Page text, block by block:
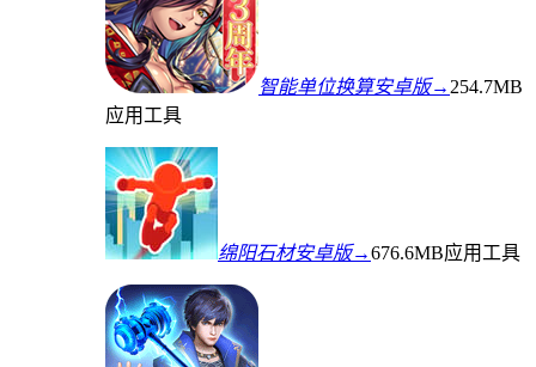
智能单位换算安卓版→ 254.7MB
应用工具
绵阳石材安卓版→676.6MB应用工具